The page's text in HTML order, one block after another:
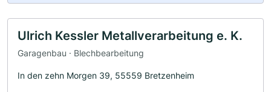
Ulrich Kessler Metallverarbeitung e. K.
Garagenbau · Blechbearbeitung
In den zehn Morgen 39, 55559 Bretzenheim